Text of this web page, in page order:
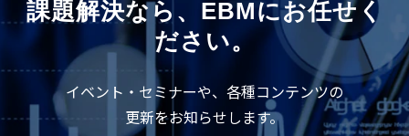
課題解決なら、EBMにお任せく
ださい。
イベント・セミナーや、各種コンテンツの
更新をお知らせします。